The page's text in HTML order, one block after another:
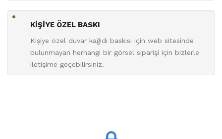
KİŞİYE ÖZEL BASKI
Kişiye özel duvar kağıdı baskısı için web sitesinde
bulunmayan herhangi bir görsel siparişi için bizlerle
iletişime geçebilirsiniz.